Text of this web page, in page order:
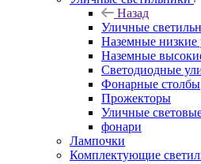
Назад
Уличные
Наземные низкие
Наземные
Светодиодные
Фонарные столбы
Прожекторы
Уличные
фонари
Лампочки
Комплектующие